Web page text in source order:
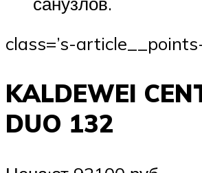
class=’s-
KALDEWEI
DUO 132